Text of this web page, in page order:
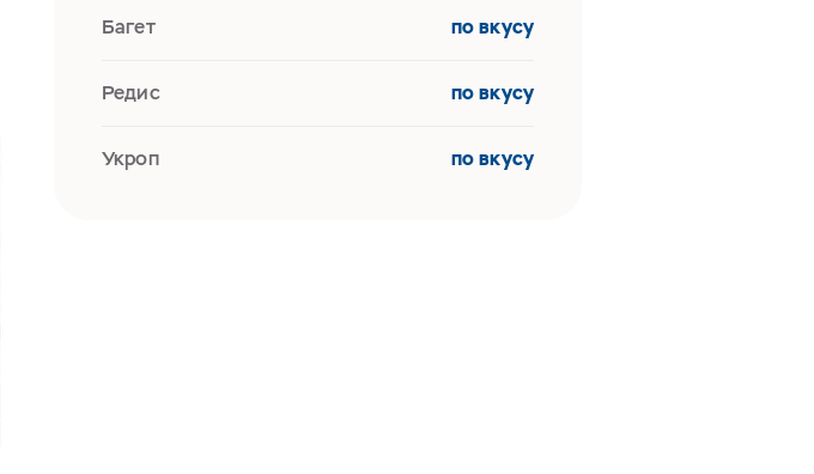
Багет по вкусу
Редис по вкусу
Укроп по вкусу